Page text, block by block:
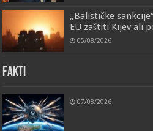
„Balističke
EU zaštiti Kijev ali
05/08/2026
FAKTI
07/08/2026